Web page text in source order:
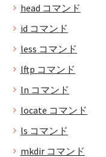
head コマンド
id コマンド
less コマンド
lftp コマンド
ln コマンド
locate コマンド
ls コマンド
mkdir コマンド